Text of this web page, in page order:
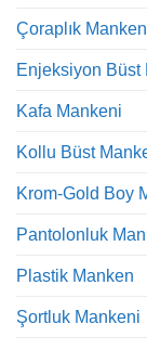
Çoraplık
Enjeksiyon Büst
Kafa Mankeni
Kollu Büst
Krom-Gold Boy
Pantolonluk
Plastik Manken
Şortluk Mankeni